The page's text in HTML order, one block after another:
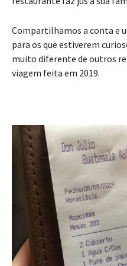
Compartilhamos a conta e
para os que estiverem
muito diferente de outros
viagem feita em 2019.